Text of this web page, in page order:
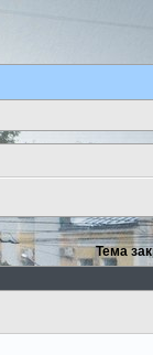
Тема